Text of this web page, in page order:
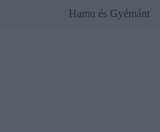
Hamu és Gyémánt